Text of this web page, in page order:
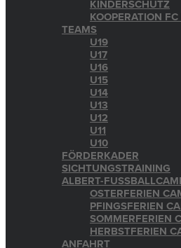
KINDERSCHUTZ
KOOPERATION
TEAMS
U19
U17
U16
U15
U14
U13
U12
U11
U10
FÖRDERKADER
SICHTUNGSTRAINING
ALBERT-
OSTERFERIEN
PFINGSFERIEN
SOMMERFERIEN
HERBSTFERIEN
ANFAHRT